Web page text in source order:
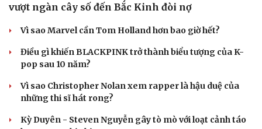
vượt ngàn cây số đến Bắc Kinh đòi nợ
Vì sao Marvel cần Tom Holland hơn bao giờ hết?
Điều gì khiến BLACKPINK trở thành biểu tượng của K-
pop sau 10 năm?
Vì sao Christopher Nolan xem rapper là hậu duệ của
những thi sĩ hát rong?
Kỳ Duyên - Steven Nguyễn gây tò mò với loạt cảnh táo